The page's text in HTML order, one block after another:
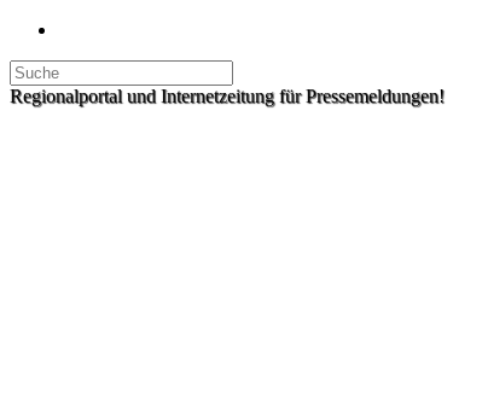
Regionalportal und Internetzeitung für Pressemeldungen!